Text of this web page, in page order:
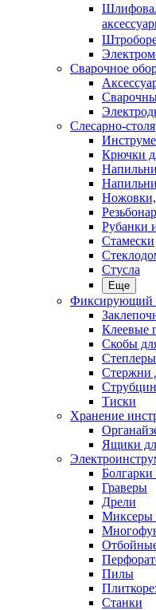
Сварочное
Слесарно-
Крючки
Рубанки
Стамески
Стусла
Еще
Фиксирующий
Клеевые
Скобы
Степлеры
Стержни
Тиски
Хранение
Ящики
Граверы
Дрели
Миксеры
Пилы
Станки